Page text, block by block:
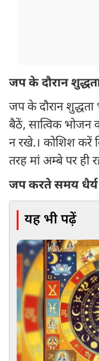
जप के दौरान
जप के दौरान
बैठें, सात्विक भोजन
न रखे.। कोशिश करें
तरह मां अम्बे पर ही
जप करते समय धैर्य
यह भी पढ़ें